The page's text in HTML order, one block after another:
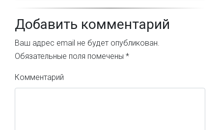
Добавить комментарий
Ваш адрес email не будет опубликован.
Обязательные поля помечены *
Комментарий